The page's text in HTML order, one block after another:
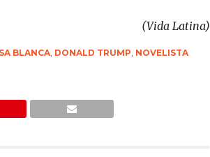
(Vida Latina)
BLANCA, DONALD TRUMP NOVELISTA